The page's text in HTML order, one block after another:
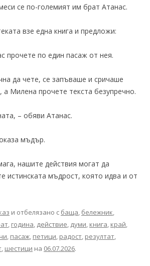
се по-големият им брат Атанас.
взе една книга и предложи:
прочете по един пасаж от нея.
да чете, се запъваше и сричаше
а Милена прочете текста безупречно.
– обяви Атанас.
мъдър.
нашите действия могат да
истинската мъдрост, която идва и от
и отбелязано с баща, бележник,
, година, действие, думи, книга, край,
, пасаж, петици, радост, резултат,
, шестици на 06.07.2026.